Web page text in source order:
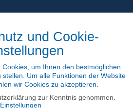
und Cookie-
um Ihnen den bestmöglichen
stellen. Um alle Funktionen der Website
wir Cookies zu akzeptieren.
zur Kenntnis genommen.